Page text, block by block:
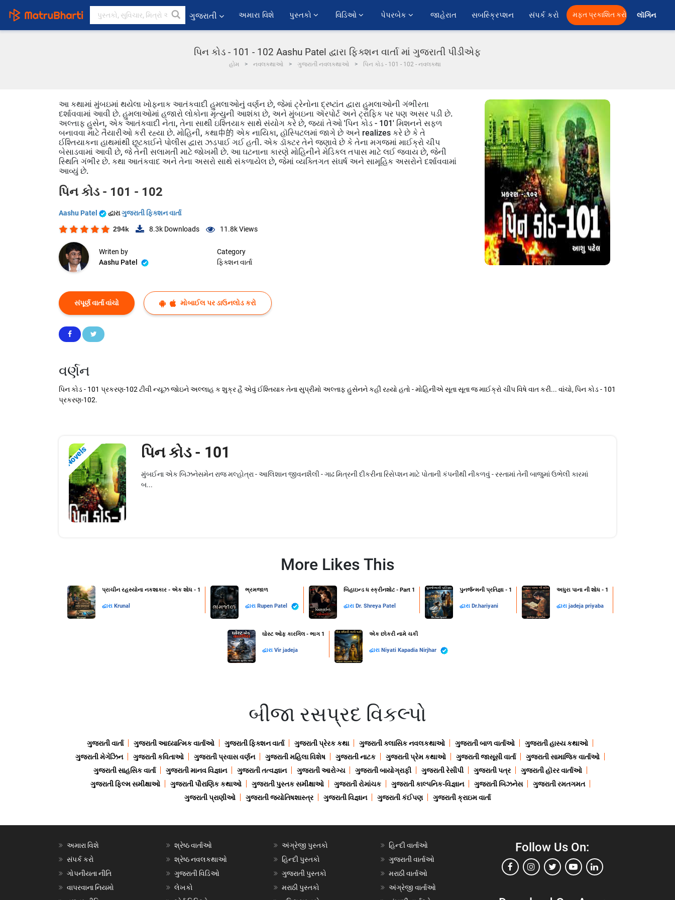
ગુજરાતી અમારા વિશે પુસ્તકો વિડિઓ પેપરબેક જાહેરાત સબસ્ક્રિપ્શન સંપર્ક કરો મફત પ્રકાશિત કરો લૉગિન
પિન કોડ - 101 - 102 Aashu Patel દ્વારા ફિક્શન વાર્તા માં ગુજરાતી પીડીએફ
હોમ નવલકથાઓ ગુજરાતી નવલકથાઓ પિન કોડ - 101 - 102 - નવલકથા
આ કથામાં મુંબઇમાં થયેલા ખોફનાક આતંકવાદી હુમલાઓનું વર્ણન છે, જેમાં ટ્રેનોના દ્રષ્ટાંત દ્વારા હુમલાઓની ગંભીરતા
દર્શાવવામાં આવી છે. હુમલાઓમાં હજારો લોકોના મૃત્યુની આશંકા છે, અને મુંબઇના ઍરપોર્ટ અને ટ્રાફિક પર પણ અસર પડી છે.
અલ્તાફ હુસેન, એક આતંકવાદી નેતા, તેના સાથી ઇશ્તિયાક સાથે સંયોગ કરે છે, જ્યાં તેઓ 'પિન કોડ - 101' મિશનને સફળ
બનાવવા માટે તૈયારીઓ કરી રહ્યા છે. મોહિની, કથા中的 એક નાયિકા, હૉસ્પિટલમાં જાગે છે અને realizes કરે છે કે તે
ઈશ્તિયાકના હાથમાંથી છૂટકાઈને પોલીસ દ્વારા ઝડપાઈ ગઈ હતી. એક ડૉક્ટર તેને જણાવે છે કે તેના મગજમાં માઈક્રો ચીપ
બેસાડવામાં આવી છે, જે તેની સલામતી માટે જોખમી છે. આ ઘટનાના કારણે મોહિનીને મેડિકલ તપાસ માટે લઈ જવાય છે, જેની
સ્થિતિ ગંભીર છે. કથા આતંકવાદ અને તેના અસરો સાથે સંકળાયેલ છે, જેમાં વ્યક્તિગત સંઘર્ષ અને સામૂહિક અસરોને દર્શાવવામાં
આવ્યું છે.
પિન કોડ - 101 - 102
Aashu Patel દ્વારાગુજરાતી ફિક્શન વાર્તા
294k 8.3k Downloads 11.8kViews
Writen by
Aashu Patel
Category
ફિક્શન વાર્તા
સંપૂર્ણ વાર્તા વાંચો મોબાઈલ પર ડાઉનલોડ કરો
વર્ણન
પિન કોડ - 101 પ્રકરણ-102 ટીવી ન્યૂઝ જોઇને અલ્લાહ ક શુક્ર હૈ એવું ઈશ્તિયાક તેના સુપ્રીમો અલ્તાફ હુસેનને કહી રહ્યો હતો - મોહિનીએ સૂતા સૂતા જ માઈક્રો ચીપ વિષે વાત કરી... વાંચો, પિન કોડ - 101
પ્રકરણ-102.
Novels પિન કોડ - 101
મુંબઈના એક બિઝનેસમેન રાજ મલ્હોત્રા - આલિશાન જીવનશૈલી - ગાઢ મિત્રની દીકરીના રિસેપ્શન માટે પોતાની કંપનીથી નીકળવું - રસ્તામાં તેની બાજુમાં ઉભેલી કારમાં
બ...
More Likes This
પ્રાચીન રહસ્યોના નકશાકાર - એક શોધ - 1
દ્વારા Krunal
ભ્રમજાળ
દ્વારા Rupen Patel
બિહાઇન્ડ ધ સ્ક્રીનશોટ - Part 1
દ્વારા Dr. Shreya Patel
પુનર્જન્મની પ્રતિજ્ઞા - 1
દ્વારા Dr.hariyani
અધુરા પાના ની શોધ - 1
દ્વારા jadeja priyaba
ઘોસ્ટ ઓફ કારગિલ - ભાગ 1
દ્વારા Vir jadeja
એક છોકરી નામે ચકી
દ્વારા Niyati Kapadia Nirjhar
બીજા રસપ્રદ વિકલ્પો
ગુજરાતી વાર્તા ગુજરાતી આધ્યાત્મિક વાર્તાઓ ગુજરાતી ફિક્શન વાર્તા ગુજરાતી પ્રેરક કથા ગુજરાતી ક્લાસિક નવલકથાઓ ગુજરાતી બાળ વાર્તાઓ
ગુજરાતી હાસ્ય કથાઓ
ગુજરાતી મેગેઝિન
ગુજરાતી કવિતાઓ ગુજરાતી પ્રવાસ વર્ણન ગુજરાતી મહિલા વિશેષ ગુજરાતી નાટક ગુજરાતી પ્રેમ કથાઓ ગુજરાતી જાસૂસી વાર્તા
ગુજરાતી સામાજિક વાર્તાઓ
ગુજરાતી સાહસિક વાર્તા
ગુજરાતી માનવ વિજ્ઞાન ગુજરાતી તત્વજ્ઞાન ગુજરાતી આરોગ્ય ગુજરાતી બાયોગ્રાફી ગુજરાતી રેસીપી ગુજરાતી પત્ર
ગુજરાતી હૉરર વાર્તાઓ
ગુજરાતી ફિલ્મ સમીક્ષાઓ
ગુજરાતી પૌરાણિક કથાઓ ગુજરાતી પુસ્તક સમીક્ષાઓ ગુજરાતી રોમાંચક ગુજરાતી કાલ્પનિક-વિજ્ઞાન ગુજરાતી બિઝનેસ
ગુજરાતી રમતગમત
ગુજરાતી પ્રાણીઓ
ગુજરાતી જ્યોતિષશાસ્ત્ર ગુજરાતી વિજ્ઞાન ગુજરાતી કંઈપણ ગુજરાતી ક્રાઇમ વાર્તા
અમારા વિશે
સંપર્ક કરો
ગોપનીયતા નીતિ
વાપરવાના નિયમો
શ્રેષ્ઠ વાર્તાઓ
શ્રેષ્ઠ નવલકથાઓ
ગુજરાતી વિડિઓ
લેખકો
અંગ્રેજી પુસ્તકો
હિન્દી પુસ્તકો
ગુજરાતી પુસ્તકો
મરાઠી પુસ્તકો
હિન્દી વાર્તાઓ
ગુજરાતી વાર્તાઓ
મરાઠી વાર્તાઓ
અંગ્રેજી વાર્તાઓ
Follow Us On: